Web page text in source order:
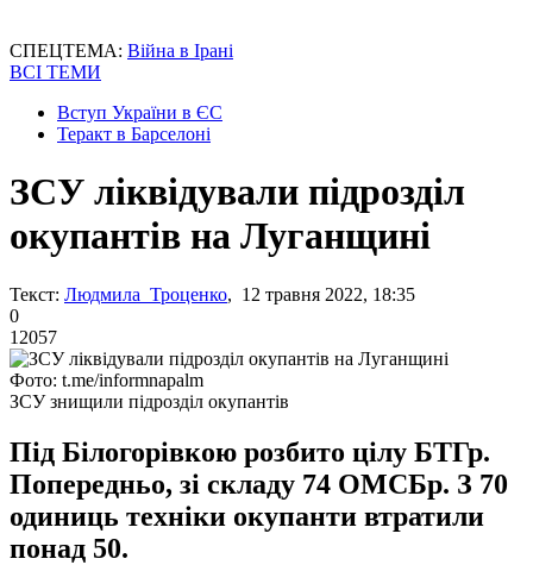
СПЕЦТЕМА: Війна в Ірані
ВСІ ТЕМИ
Вступ України в ЄС
Теракт в Барселоні
ЗСУ ліквідували підрозділ
окупантів на Луганщині
Текст: Людмила Троценко, 12 травня 2022, 18:35
0
12057
Фото: t.me/informnapalm
ЗСУ знищили підрозділ окупантів
Під Білогорівкою розбито цілу БТГр.
Попередньо, зі складу 74 ОМСБр. З 70
одиниць техніки окупанти втратили
понад 50.